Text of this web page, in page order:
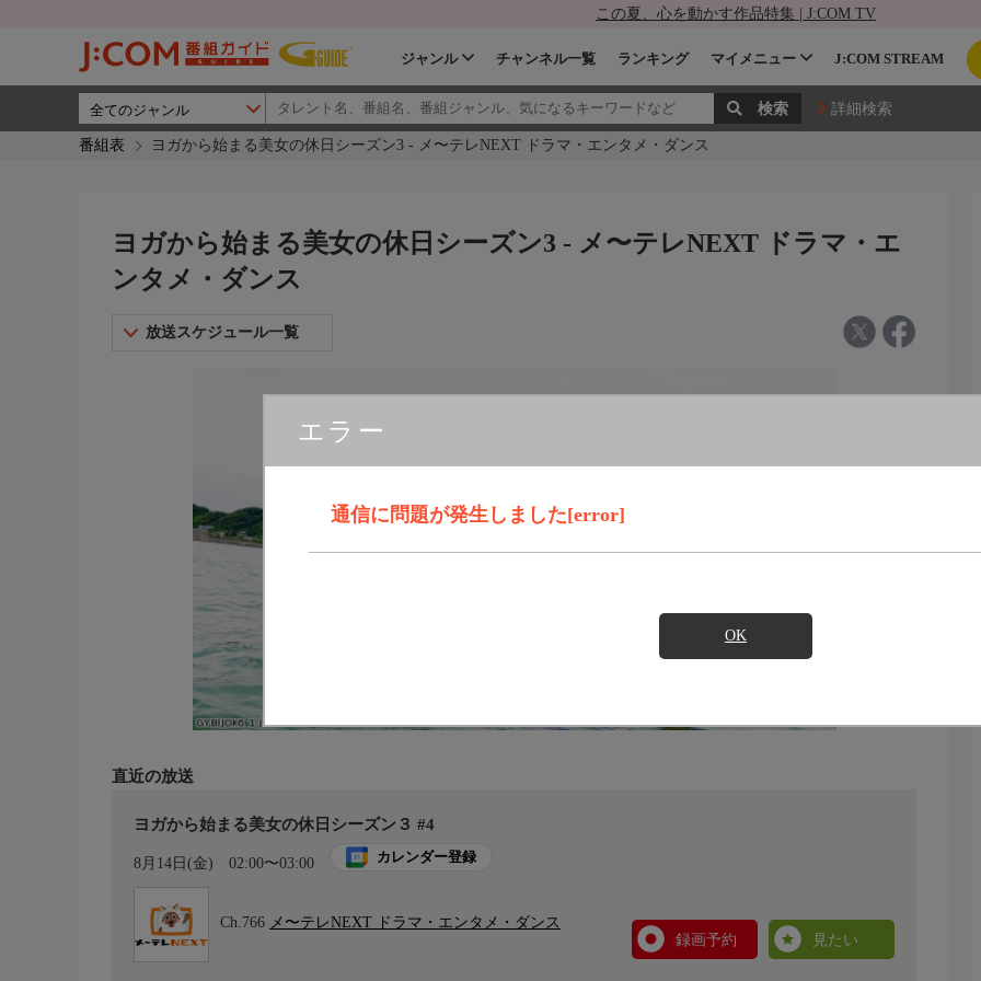
この夏、心を動かす作品特集 | J:COM TV
ジャンル チャンネル一覧 ランキング マイメニュー J:COM STREAM
詳細検索
番組表 ヨガから始まる美女の休日シーズン3 - メ〜テレNEXT ドラマ・エンタメ・ダンス
エラー
通信に問題が発生しました[error]
OK
ヨガから始まる美女の休日シーズン3 - メ〜テレNEXT ドラマ・エ
ンタメ・ダンス
放送スケジュール一覧
直近の放送
ヨガから始まる美女の休日シーズン３ #4
8月14日(金) 02:00〜03:00 カレンダー登録
Ch.766 メ〜テレNEXT ドラマ・エンタメ・ダンス
録画予約
見たい